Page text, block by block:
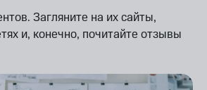
Загляните на их сайты,
и, конечно, почитайте отзывы